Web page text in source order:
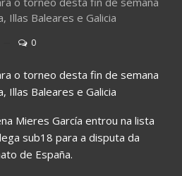
Illas Baleares e Galicia
0
o torneo desta fin de semana
Illas Baleares e Galicia
Mieres García entrou na lista
sub18 para a disputa da
de España.